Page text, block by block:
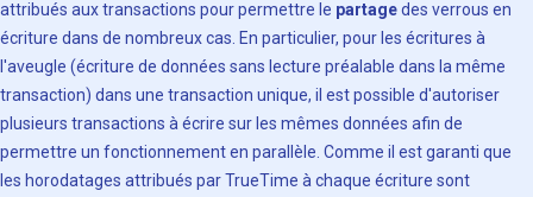
attribués aux transactions pour permettre le partagedes verrous en
écriture dans de nombreux cas. En particulier, pour les écritures à
l'aveugle (écriture de données sans lecture préalable dans la même
transaction) dans une transaction unique, il est possible d'autoriser
plusieurs transactions à écrire sur les mêmes données afin de
permettre un fonctionnement en parallèle. Comme il est garanti que
les horodatages attribués par TrueTime à chaque écriture sont